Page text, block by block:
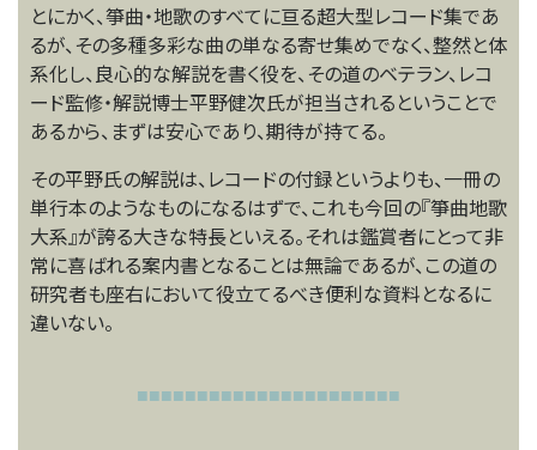
とにかく、箏曲・地歌のすべてに亘る超大型レコード集であ
るが、その多種多彩な曲の単なる寄せ集めでなく、整然と体
系化し、良心的な解説を書く役を、その道のベテラン、レコ
ード監修・解説博士平野健次氏が担当されるということで
あるから、まずは安心であり、期待が持てる。
その平野氏の解説は、レコードの付録というよりも、一冊の
単行本のようなものになるはずで、これも今回の『箏曲地歌
大系』が誇る大きな特長といえる。それは鑑賞者にとって非
常に喜ばれる案内書となることは無論であるが、この道の
研究者も座右において役立てるべき便利な資料となるに
違いない。
■■■■■■■■■■■■■■■■■■■■■■